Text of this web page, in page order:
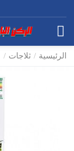
الرئيسية / ثلاجات /